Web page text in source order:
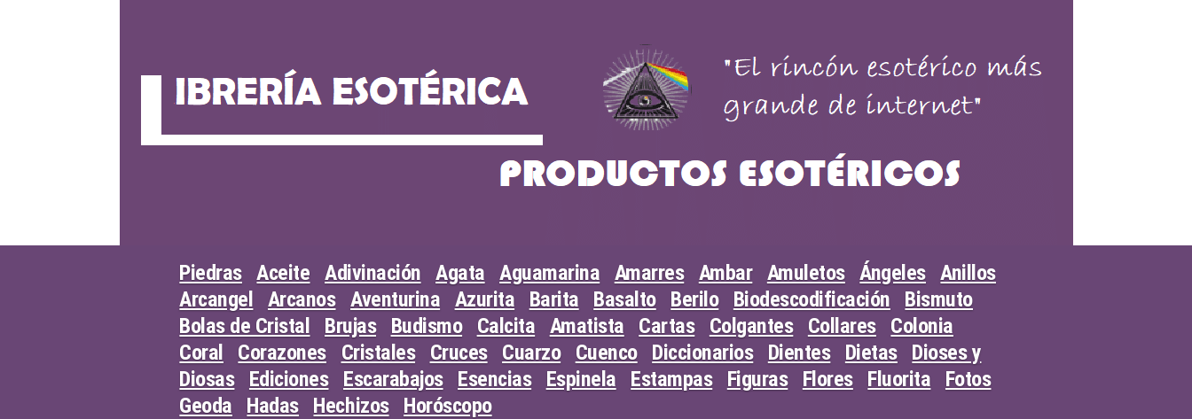
Piedras Aceite Adivinación Agata Aguamarina Amarres Ambar Amuletos Ángeles Anillos
Arcangel
Arcanos Aventurina Azurita Barita Basalto Berilo Biodescodificación
Bismuto
Bolas de Cristal
Brujas Budismo Calcita Amatista Cartas Colgantes Collares
Colonia
Coral
Corazones Cristales Cruces Cuarzo Cuenco Diccionarios Dientes Dietas
Dioses y
Diosas
Ediciones Escarabajos Esencias Espinela Estampas Figuras Flores Fluorita
Fotos
Geoda
Hadas Hechizos Horóscopo